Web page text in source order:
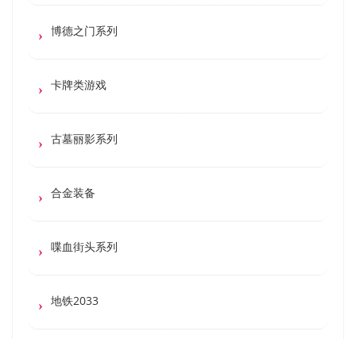
博德之门系列
卡牌类游戏
古墓丽影系列
合金装备
喋血街头系列
地铁2033